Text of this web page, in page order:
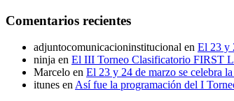
Comentarios recientes
adjuntocomunicacioninstitucional en El 23 y
ninja en El III Torneo Clasificatorio FIRST
Marcelo en El 23 y 24 de marzo se celebra
itunes en Así fue la programación del I